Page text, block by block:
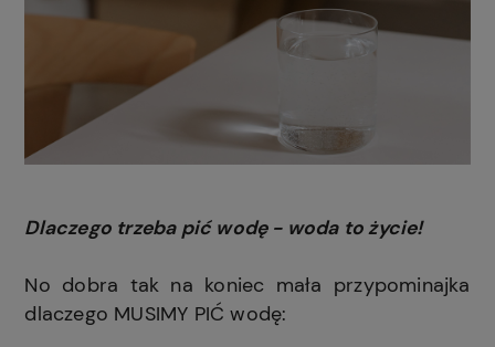
Dlaczego trzeba pić wodę - woda to życie!
No dobra tak na koniec mała przypominajka
dlaczego MUSIMY PIĆ wodę: